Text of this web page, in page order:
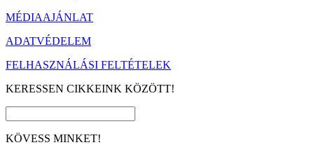
MÉDIAAJÁNLAT
ADATVÉDELEM
FELHASZNÁLÁSI FELTÉTELEK
KERESSEN CIKKEINK KÖZÖTT!
KÖVESS MINKET!